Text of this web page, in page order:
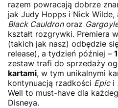
razem powracają dobrze
jak Judy Hopps i Nick
Black Cauldronoraz
kształt rozgrywki. Premiera
(takich jak nasz) odbędzie
release), a tydzień później –
zestaw trafi do sprzedaży
kartami, w tym unikalnymi
kontynuacją rzadkości Epici
Well to must-have dla
Disneya.